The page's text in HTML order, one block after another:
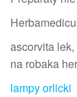
ascorvita
na robaka
lampy orlicki